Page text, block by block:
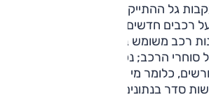
גל ההתייקרויות, זמני המתנה
רכבים חדשים - אנו עדים לגידול בקרב
רכב משומש בלוחות המכירה - ובשל
הרכב; נכון להיום, יש כמעט
מורשים, כלומר מי המפוקחים במאגר משרד
סדר בנתונים, מדובר בהכפלה